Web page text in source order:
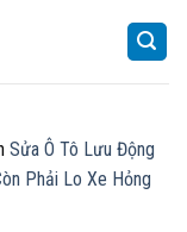
Sửa Ô Tô Lưu Động
Phải Lo Xe Hỏng